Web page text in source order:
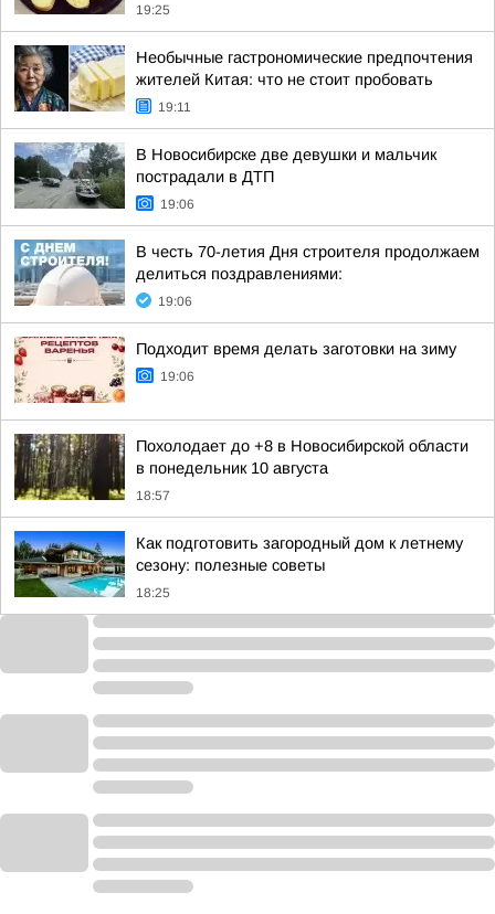
19:25
Необычные гастрономические предпочтения
жителей Китая: что не стоит пробовать
19:11
В Новосибирске две девушки и мальчик
пострадали в ДТП
19:06
В честь 70-летия Дня строителя продолжаем
делиться поздравлениями:
19:06
Подходит время делать заготовки на зиму
19:06
Похолодает до +8 в Новосибирской области
в понедельник 10 августа
18:57
Как подготовить загородный дом к летнему
сезону: полезные советы
18:25